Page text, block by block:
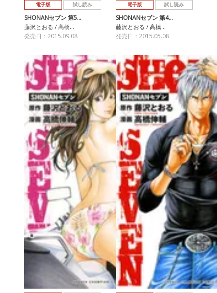
電子版 試し読み
SHONANセブン 第5…
藤沢とおる / 高橋…
発売日：2015.09.08
電子版 試し読み
SHONANセブン 第4…
藤沢とおる / 高橋…
発売日：2015.05.08